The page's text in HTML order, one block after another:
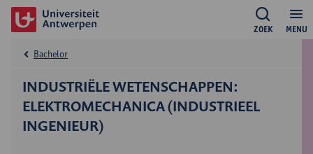
MENU
ZOEK
INDUSTRIËLE WETENSCHAPPEN:
ELEKTROMECHANICA (INDUSTRIEEL
INGENIEUR)
Bachelor